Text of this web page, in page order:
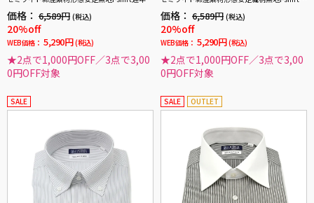
価格： 6,589円 (税込)
20%off
WEB価格： 5,290円 (税込)
★2点で1,000円OFF／3点で3,00
0円OFF対象
価格： 6,589円 (税込)
20%off
WEB価格： 5,290円 (税込)
★2点で1,000円OFF／3点で3,00
0円OFF対象
SALE SALE OUTLET